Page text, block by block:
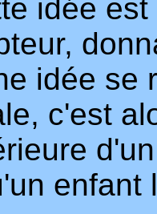
idée
idée se
c'est
enfant